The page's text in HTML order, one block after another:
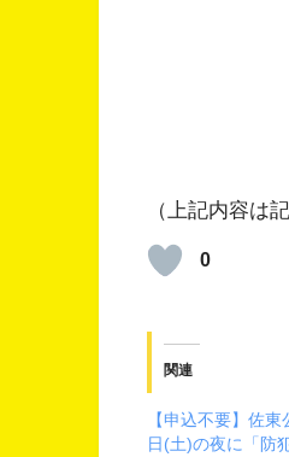
（上記内容は
0
関連
【申込不要】佐
日(土)の夜に「防